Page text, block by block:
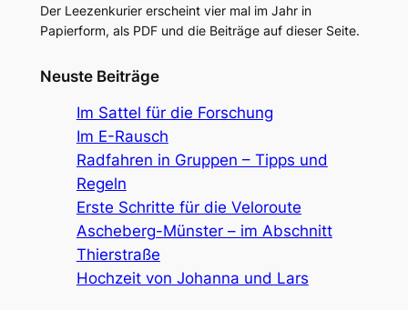
Der Leezenkurier erscheint vier mal im Jahr in
Papierform, als PDF und die Beiträge auf dieser Seite.
Neuste Beiträge
Im Sattel für die Forschung
Im E-Rausch
Radfahren in Gruppen – Tipps und
Regeln
Erste Schritte für die Veloroute
Ascheberg-Münster – im Abschnitt
Thierstraße
Hochzeit von Johanna und Lars